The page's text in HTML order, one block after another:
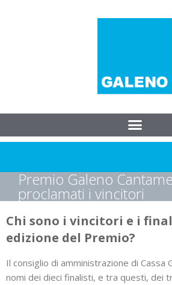
Premio Galeno
proclamati i vincitori
Chi sono i vincitori e i
edizione del Premio?
Il consiglio di amministrazione di Cassa
nomi dei dieci finalisti, e tra questi, dei